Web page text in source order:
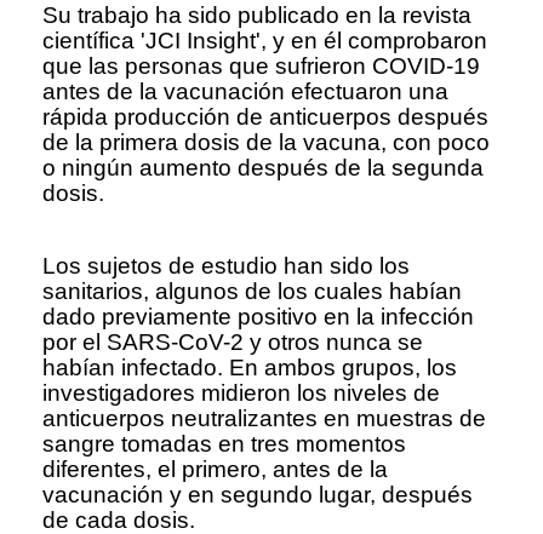
Su trabajo ha sido publicado en la revista
científica 'JCI Insight', y en él comprobaron
que las personas que sufrieron COVID-19
antes de la vacunación efectuaron una
rápida producción de anticuerpos después
de la primera dosis de la vacuna, con poco
o ningún aumento después de la segunda
dosis.
Los sujetos de estudio han sido los
sanitarios, algunos de los cuales habían
dado previamente positivo en la infección
por el SARS-CoV-2 y otros nunca se
habían infectado. En ambos grupos, los
investigadores midieron los niveles de
anticuerpos neutralizantes en muestras de
sangre tomadas en tres momentos
diferentes, el primero, antes de la
vacunación y en segundo lugar, después
de cada dosis.